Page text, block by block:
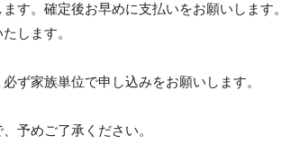
す。確定後お早めに支払いをお願いします。
します。
ず家族単位で申し込みをお願いします。
予めご了承ください。